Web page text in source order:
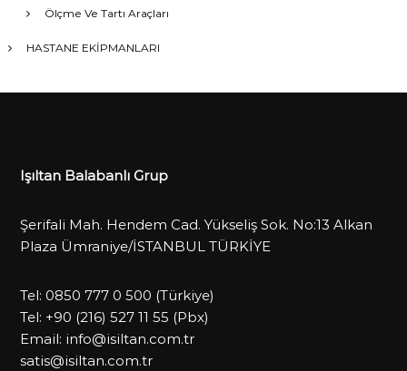
Ölçme Ve Tartı Araçları
HASTANE EKİPMANLARI
Işıltan Balabanlı Grup
Şerifali Mah. Hendem Cad. Yükseliş Sok. No:13 Alkan
Plaza Ümraniye/İSTANBUL TÜRKİYE
Tel: 0850 777 0 500 (Türkiye)
Tel: +90 (216) 527 11 55 (Pbx)
Email: info@isiltan.com.tr
satis@isiltan.com.tr